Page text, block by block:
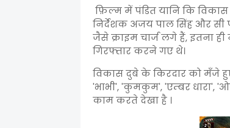
फ़िल्म में पंडित यानि कि
निर्देशक अजय पाल सिंह और सी
जैसे क्राइम चार्ज लगे हैं, इतना
गिरफ्तार करने गए थे।
विकास दुबे के किरदार को मँजे
'भाभी', 'कुमकुम', 'एम्बर धारा',
काम करते देखा है ।